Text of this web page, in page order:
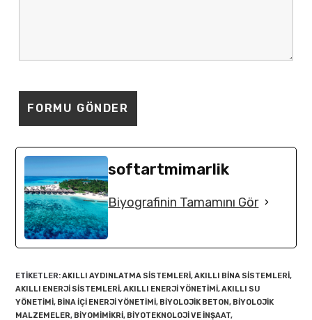
softartmimarlik
Biyografinin Tamamını Gör
ETIKETLER:AKILLI AYDINLATMA SISTEMLERI,AKILLI BINA SISTEMLERI,
AKILLI ENERJI SISTEMLERI,AKILLI ENERJI YÖNETIMI,AKILLI SU
YÖNETIMI, BINA IÇI ENERJI YÖNETIMI, BIYOLOJIK BETON, BIYOLOJIK
MALZEMELER, BIYOMIMIKRI, BIYOTEKNOLOJI VE INŞAAT,